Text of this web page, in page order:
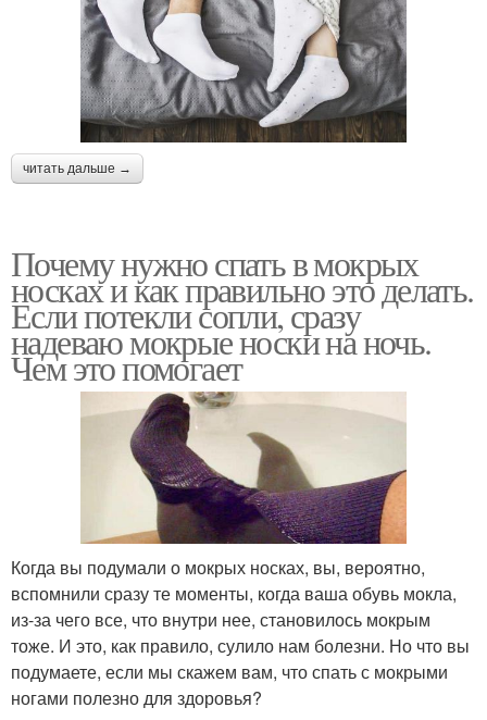
читать дальше →
Почему нужно спать в мокрых
носках и как правильно это делать.
Если потекли сопли, сразу
надеваю мокрые носки на ночь.
Чем это помогает
Когда вы подумали о мокрых носках, вы, вероятно,
вспомнили сразу те моменты, когда ваша обувь мокла,
из-за чего все, что внутри нее, становилось мокрым
тоже. И это, как правило, сулило нам болезни. Но что вы
подумаете, если мы скажем вам, что спать с мокрыми
ногами полезно для здоровья?